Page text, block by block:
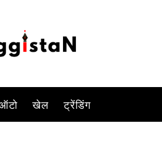
खेल ट्रेंडिंग